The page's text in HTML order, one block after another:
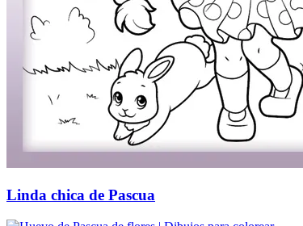
Linda chica de Pascua